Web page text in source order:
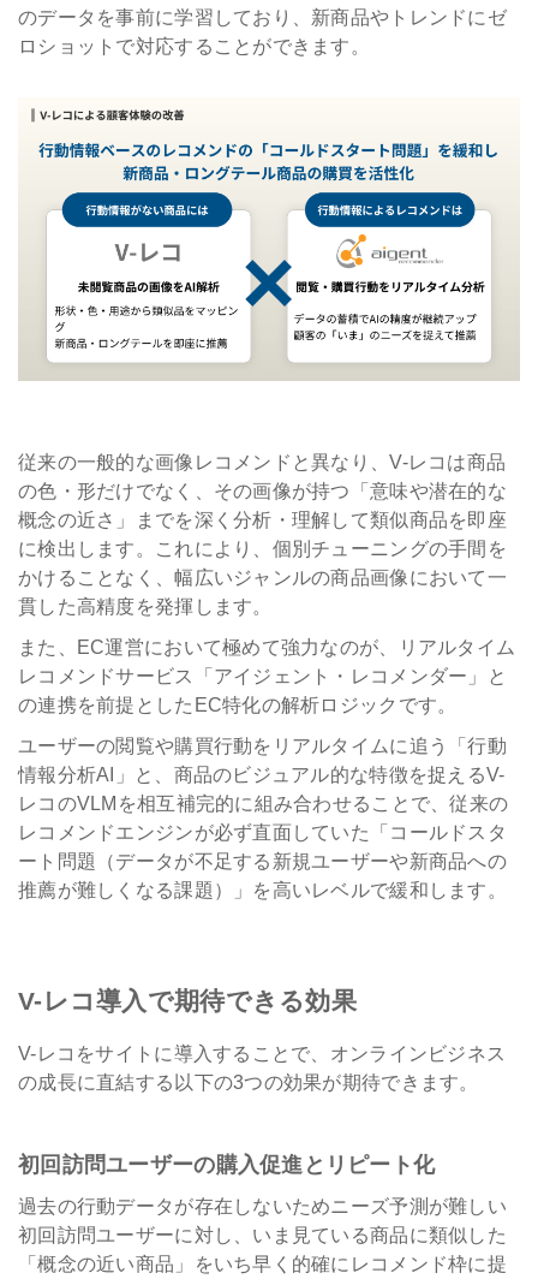
のデータを事前に学習しており、新商品やトレンドにゼ
ロショットで対応することができます。
従来の一般的な画像レコメンドと異なり、V-レコは商品
の色・形だけでなく、その画像が持つ「意味や潜在的な
概念の近さ」までを深く分析・理解して類似商品を即座
に検出します。これにより、個別チューニングの手間を
かけることなく、幅広いジャンルの商品画像において一
貫した高精度を発揮します。
また、EC運営において極めて強力なのが、リアルタイム
レコメンドサービス「アイジェント・レコメンダー」と
の連携を前提としたEC特化の解析ロジックです。
ユーザーの閲覧や購買行動をリアルタイムに追う「行動
情報分析AI」と、商品のビジュアル的な特徴を捉えるV-
レコのVLMを相互補完的に組み合わせることで、従来の
レコメンドエンジンが必ず直面していた「コールドスタ
ート問題（データが不足する新規ユーザーや新商品への
推薦が難しくなる課題）」を高いレベルで緩和します。
V-レコ導入で期待できる効果
V-レコをサイトに導入することで、オンラインビジネス
の成長に直結する以下の3つの効果が期待できます。
初回訪問ユーザーの購入促進とリピート化
過去の行動データが存在しないためニーズ予測が難しい
初回訪問ユーザーに対し、いま見ている商品に類似した
「概念の近い商品」をいち早く的確にレコメンド枠に提